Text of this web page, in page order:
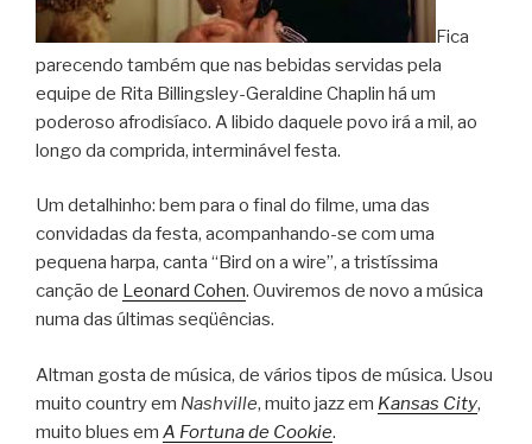
Fica
parecendo também que nas bebidas servidas pela
equipe de Rita Billingsley-Geraldine Chaplin há um
poderoso afrodisíaco. A libido daquele povo irá a mil, ao
longo da comprida, interminável festa.
Um detalhinho: bem para o final do filme, uma das
convidadas da festa, acompanhando-se com uma
pequena harpa, canta “Bird on a wire”, a tristíssima
canção de Leonard Cohen. Ouviremos de novo a música
numa das últimas seqüências.
Altman gosta de música, de vários tipos de música. Usou
muito country em Nashville, muito jazz em Kansas City,
muito blues em A Fortuna de Cookie.